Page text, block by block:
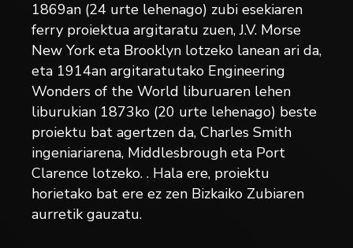
1869an (24 urte lehenago) zubi esekiaren
ferry proiektua argitaratu zuen, J.V. Morse
New York eta Brooklyn lotzeko lanean ari da,
eta 1914an argitaratutako Engineering
Wonders of the World liburuaren lehen
liburukian 1873ko (20 urte lehenago) beste
proiektu bat agertzen da, Charles Smith
ingeniariarena, Middlesbrough eta Port
Clarence lotzeko. . Hala ere, proiektu
horietako bat ere ez zen Bizkaiko Zubiaren
aurretik gauzatu.